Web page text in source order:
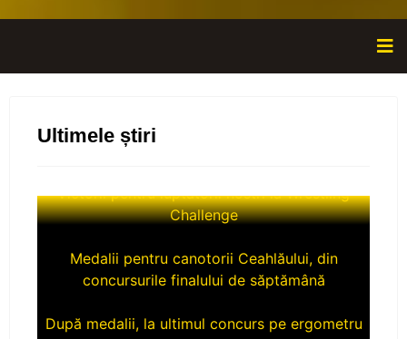
Ultimele știri
Challenge
concursurile finalului de săptămână
al începutului de an!